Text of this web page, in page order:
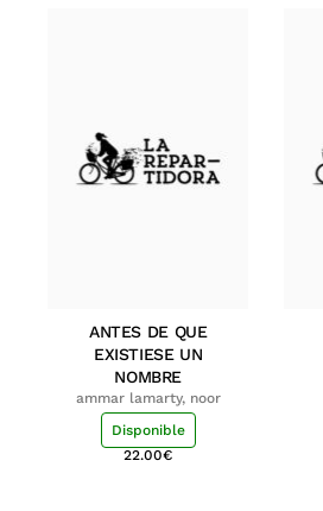
ANTES DE QUE
EXISTIESE UN
NOMBRE
ammar lamarty, noor
Disponible
22.00€